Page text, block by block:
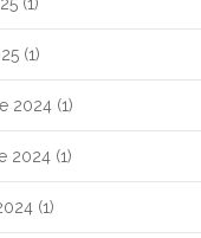
(1)
2024 (1)
2024 (1)
(1)